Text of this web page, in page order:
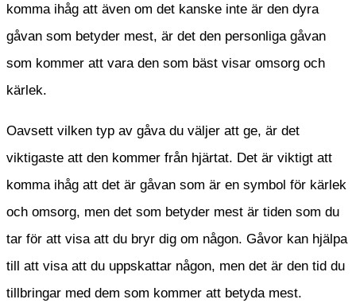
komma ihåg att även om det kanske inte är den dyra
gåvan som betyder mest, är det den personliga gåvan
som kommer att vara den som bäst visar omsorg och
kärlek.
Oavsett vilken typ av gåva du väljer att ge, är det
viktigaste att den kommer från hjärtat. Det är viktigt att
komma ihåg att det är gåvan som är en symbol för kärlek
och omsorg, men det som betyder mest är tiden som du
tar för att visa att du bryr dig om någon. Gåvor kan hjälpa
till att visa att du uppskattar någon, men det är den tid du
tillbringar med dem som kommer att betyda mest.